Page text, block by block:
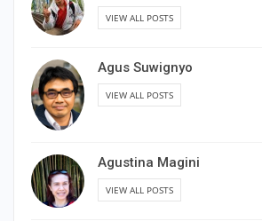
VIEW ALL POSTS
Agus Suwignyo
VIEW ALL POSTS
Agustina Magini
VIEW ALL POSTS